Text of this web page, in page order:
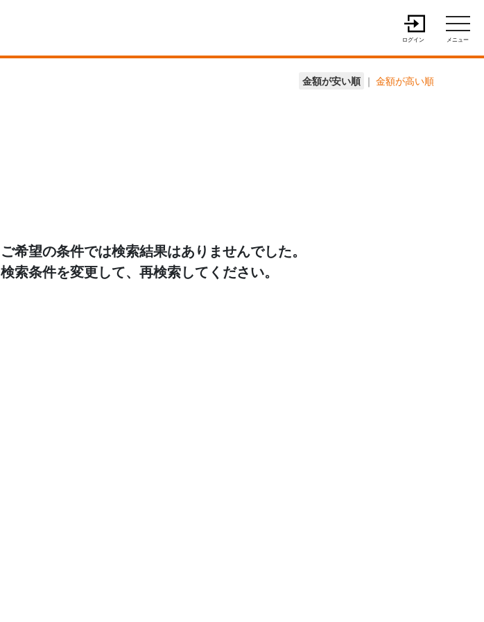
ログイン メニュー
金額が安い順 ｜ 金額が高い順
ご希望の条件では検索結果はありませんでした。
検索条件を変更して、再検索してください。